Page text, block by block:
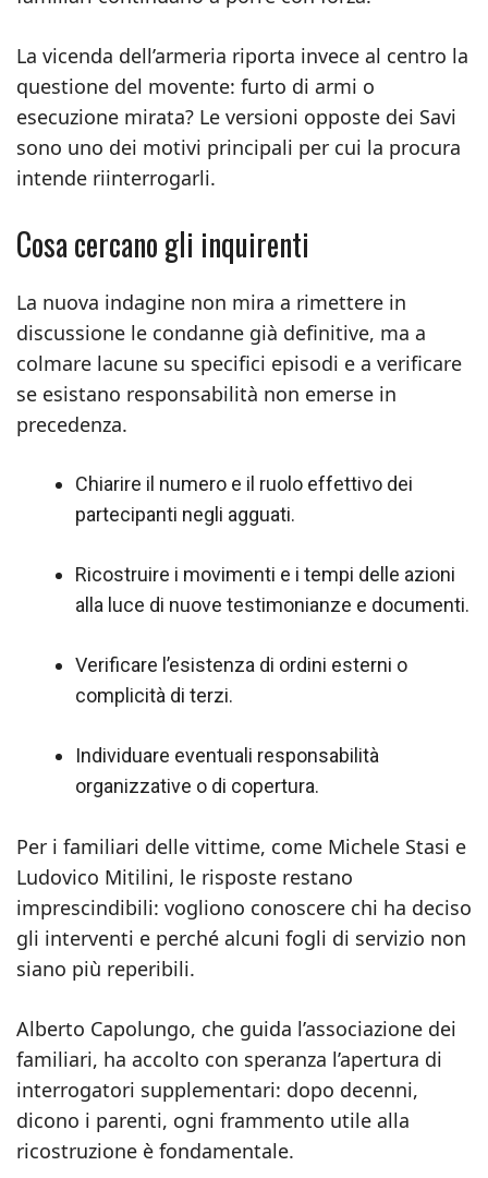
La vicenda dell’armeria riporta invece al centro la
questione del movente: furto di armi o
esecuzione mirata? Le versioni opposte dei Savi
sono uno dei motivi principali per cui la procura
intende riinterrogarli.
Cosa cercano gli inquirenti
La nuova indagine non mira a rimettere in
discussione le condanne già definitive, ma a
colmare lacune su specifici episodi e a verificare
se esistano responsabilità non emerse in
precedenza.
Chiarire il numero e il ruolo effettivo dei
partecipanti negli agguati.
Ricostruire i movimenti e i tempi delle azioni
alla luce di nuove testimonianze e documenti.
Verificare l’esistenza di ordini esterni o
complicità di terzi.
Individuare eventuali responsabilità
organizzative o di copertura.
Per i familiari delle vittime, come Michele Stasi e
Ludovico Mitilini, le risposte restano
imprescindibili: vogliono conoscere chi ha deciso
gli interventi e perché alcuni fogli di servizio non
siano più reperibili.
Alberto Capolungo, che guida l’associazione dei
familiari, ha accolto con speranza l’apertura di
interrogatori supplementari: dopo decenni,
dicono i parenti, ogni frammento utile alla
ricostruzione è fondamentale.